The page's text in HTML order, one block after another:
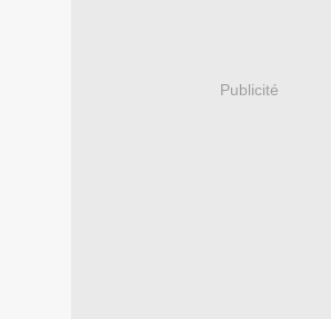
Publicité